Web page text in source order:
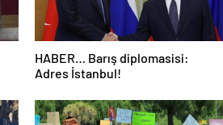
HABER… Barış diplomasisi:
Adres İstanbul!